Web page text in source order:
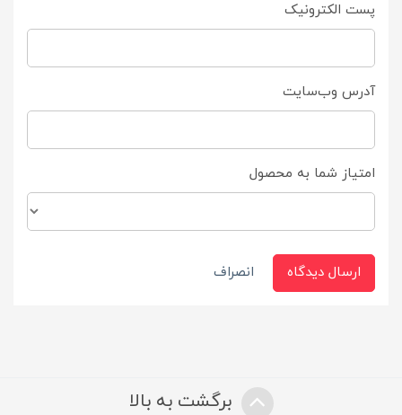
پست الکترونیک
آدرس وب‌سایت
امتیاز شما به محصول
ارسال دیدگاه انصراف
برگشت به بالا